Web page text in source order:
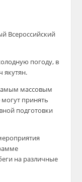
Всероссийский
погоду, в
якутян.
массовым
принять
подготовки
на различные